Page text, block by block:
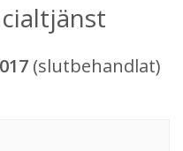
(slutbehandlat)